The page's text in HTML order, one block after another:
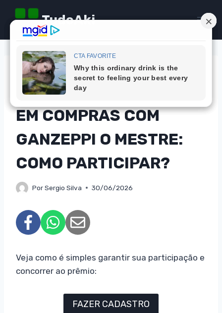
Pular
para
TudoAki
DICAS
CONCORRA A MIL REAIS
EM COMPRAS COM
GANZEPPI O MESTRE:
COMO PARTICIPAR?
PorSergio Silva 30/06/2026
Veja como é simples garantir sua participação e
concorrer ao prêmio:
FAZER CADASTRO